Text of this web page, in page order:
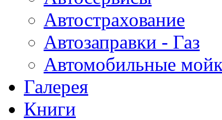
Автострахование
Автозаправки - Газ
Автомобильные
Галерея
Книги